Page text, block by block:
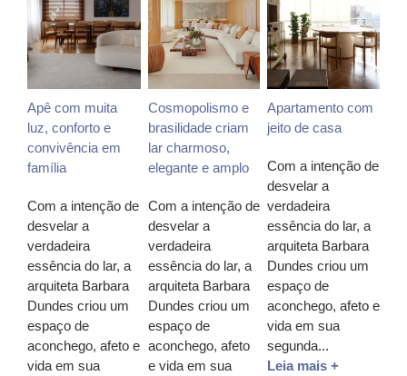
Apê com muita
luz, conforto e
convivência em
família
Com a intenção de
desvelar a
verdadeira
essência do lar, a
arquiteta Barbara
Dundes criou um
espaço de
aconchego, afeto e
vida em sua
Cosmopolismo e
brasilidade criam
lar charmoso,
elegante e amplo
Com a intenção de
desvelar a
verdadeira
essência do lar, a
arquiteta Barbara
Dundes criou um
espaço de
aconchego, afeto
e vida em sua
Apartamento com
jeito de casa
Com a intenção de
desvelar a
verdadeira
essência do lar, a
arquiteta Barbara
Dundes criou um
espaço de
aconchego, afeto e
vida em sua
segunda...
Leia mais +